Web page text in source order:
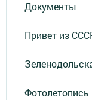
Документы
Привет из
Фотолетопись